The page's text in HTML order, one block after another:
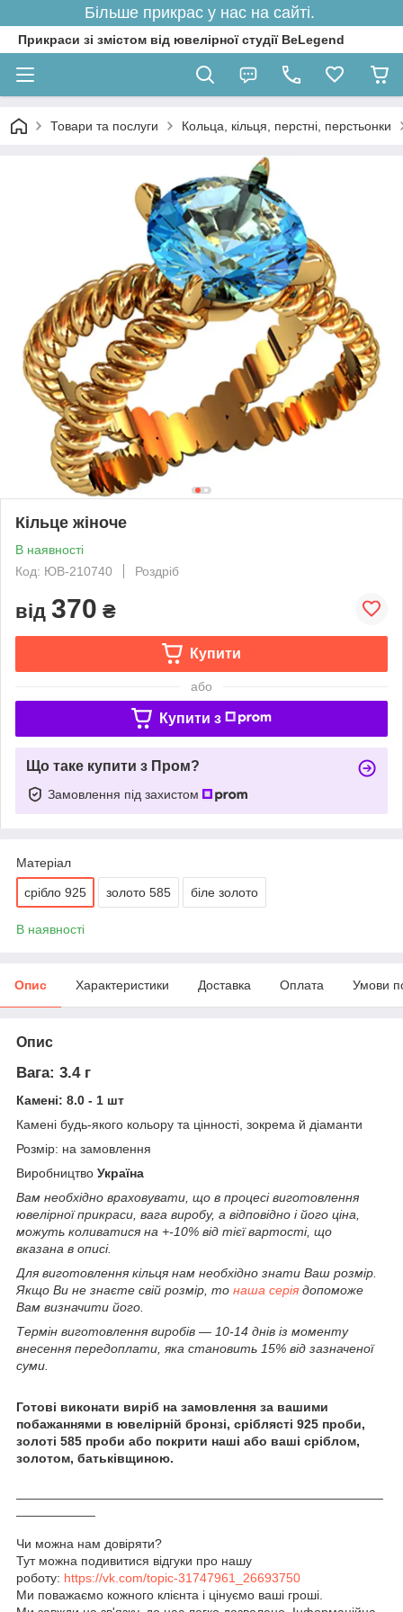
Більше прикрас у нас на сайті.
Прикраси зі змістом від ювелірної студії BeLegend
Товари та послуги Кольца, кільця, перстні, перстьонки
Кільце жіноче
В наявності
Код: ЮВ-210740
Роздріб
від 370 ₴
Купити
або
Купити з
Що таке купити з Пром?
Замовлення під захистом
Матеріал
срібло 925 золото 585 біле золото
В наявності
Опис Характеристики Доставка Оплата Умови
Опис
Вага: 3.4 г
Камені: 8.0 - 1 шт
Камені будь-якого кольору та цінності, зокрема й діаманти
Розмір: на замовлення
Виробництво Україна
Вам необхідно враховувати, що в процесі виготовлення
ювелірної прикраси, вага виробу, а відповідно і його ціна,
можуть коливатися на +-10% від тієї вартості, що
вказана в описі.
Для виготовлення кільця нам необхідно знати Ваш розмір.
Якщо Ви не знаєте свій розмір, то наша серія допоможе
Вам визначити його.
Термін виготовлення виробів ― 10-14 днів із моменту
внесення передоплати, яка становить 15% від зазначеної
суми.
Готові виконати виріб на замовлення за вашими
побажаннями в ювелірній бронзі, сріблясті 925 проби,
золоті 585 проби або покрити наші або ваші сріблом,
золотом, батьківщиною.
Чи можна нам довіряти?
Тут можна подивитися відгуки про нашу
роботу: https://vk.com/topic-31747961_26693750
Ми поважаємо кожного клієнта і цінуємо ваші гроші.